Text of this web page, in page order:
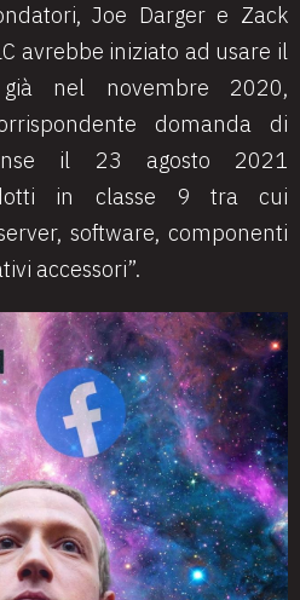
Joe Darger e Zack
avrebbe iniziato ad usare il
già nel novembre 2020,
domanda di
il 23 agosto 2021
in classe 9 tra cui
software, componenti
accessori”.